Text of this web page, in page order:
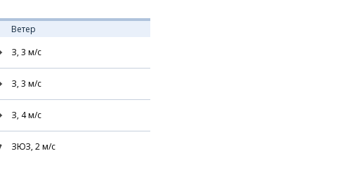
Ветер
З, 3 м/с
З, 3 м/с
З, 4м/с
ЗЮЗ, 2м/с